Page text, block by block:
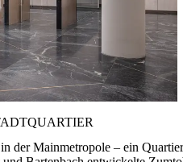
der Mainmetropole – ein